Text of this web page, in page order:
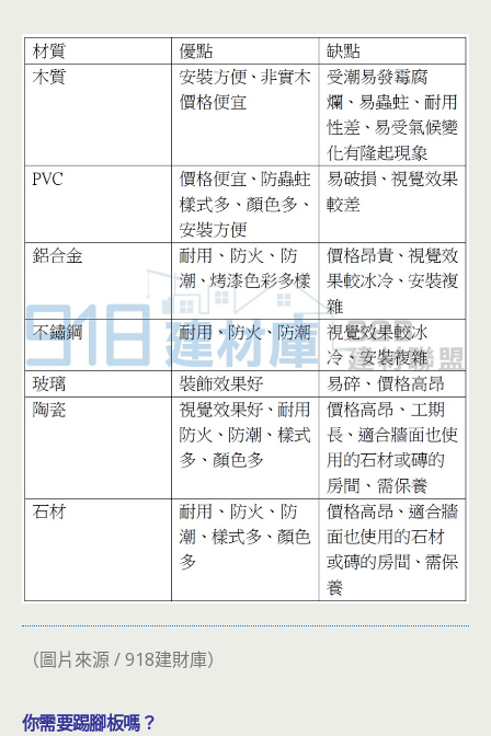
（圖片來源 / 918建財庫）
你需要踢腳板嗎？